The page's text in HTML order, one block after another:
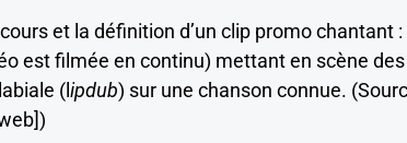
et la définition d’un clip promo chantant
est filmée en continu) mettant en scène
(lipdub) sur une chanson connue.